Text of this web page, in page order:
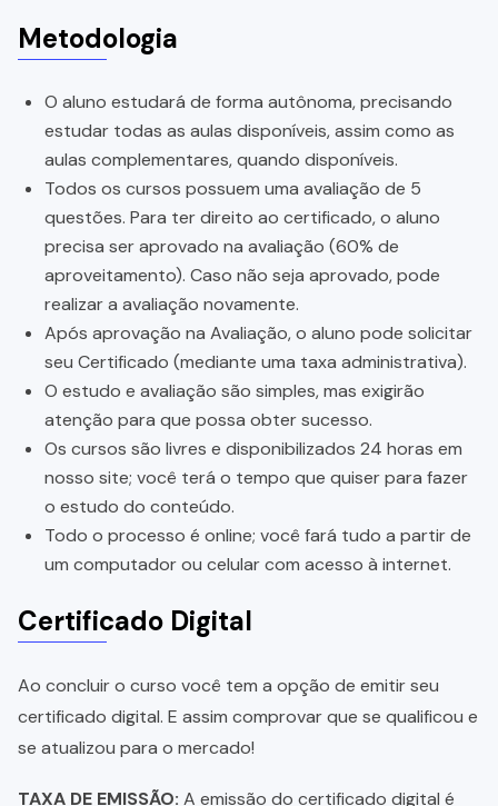
Metodologia
O aluno estudará de forma autônoma, precisando
estudar todas as aulas disponíveis, assim como as
aulas complementares, quando disponíveis.
Todos os cursos possuem uma avaliação de 5
questões. Para ter direito ao certificado, o aluno
precisa ser aprovado na avaliação (60% de
aproveitamento). Caso não seja aprovado, pode
realizar a avaliação novamente.
Após aprovação na Avaliação, o aluno pode solicitar
seu Certificado (mediante uma taxa administrativa).
O estudo e avaliação são simples, mas exigirão
atenção para que possa obter sucesso.
Os cursos são livres e disponibilizados 24 horas em
nosso site; você terá o tempo que quiser para fazer
o estudo do conteúdo.
Todo o processo é online; você fará tudo a partir de
um computador ou celular com acesso à internet.
Certificado Digital
Ao concluir o curso você tem a opção de emitir seu
certificado digital. E assim comprovar que se qualificou e
se atualizou para o mercado!
TAXA DE EMISSÃO: A emissão do certificado digital é